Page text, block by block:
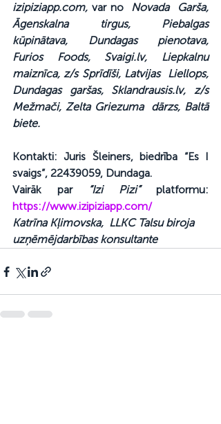
izipiziapp.com, var no Novada  Garša,
Āgenskalna tirgus, Piebalgas
kūpinātava, Dundagas pienotava,
Furios Foods, Svaigi.lv, Liepkalnu
maiznīca, z/s Sprīdīši, Latvijas  Liellops,
Dundagas garšas, Sklandrausis.lv, z/s
Mežmači, Zelta Griezuma  dārzs, Baltā
biete.
Kontakti: Juris Šleiners, biedrība “Es I
svaigs”, 22439059, Dundaga.
Vairāk par
“Izi Pizi”
https://www.izipiziapp.com/
Katrīna Kļimovska,  LLKC Talsu biroja
uzņēmējdarbības konsultante